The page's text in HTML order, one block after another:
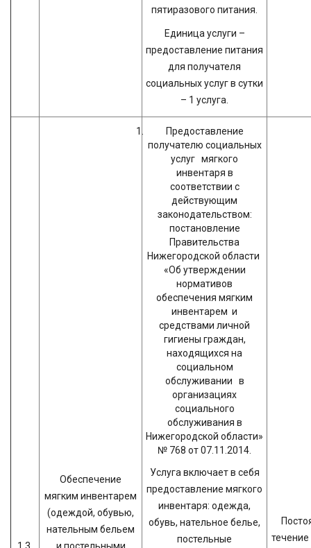
пятиразового питания.
Единица услуги –
предоставление питания
для получателя
социальных услуг в сутки
– 1 услуга.
Обеспечение
мягким инвентарем
(одеждой, обувью,
нательным бельем
Предоставление
получателю социальных
услуг мягкого
инвентаря в
соответствии с
действующим
законодательством:
постановление
Правительства
Нижегородской области
«Об утверждении
нормативов
обеспечения мягким
инвентарем и
средствами личной
гигиены граждан,
находящихся на
социальном
обслуживании в
организациях
социального
обслуживания в
Нижегородской области»
№ 768 от 07.11.2014.
Услуга включает в себя
предоставление мягкого
инвентаря: одежда,
обувь, нательное белье,
постельные